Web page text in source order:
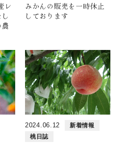
レ
みかんの販売を一時休止
しております
2024.06.12
新着情報
桃日誌